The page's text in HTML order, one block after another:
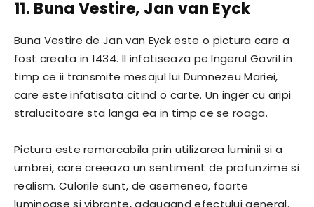
11. Buna Vestire, Jan van Eyck
Buna Vestire de Jan van Eyck este o pictura care a
fost creata in 1434. Il infatiseaza pe Ingerul Gavril in
timp ce ii transmite mesajul lui Dumnezeu Mariei,
care este infatisata citind o carte. Un inger cu aripi
stralucitoare sta langa ea in timp ce se roaga.
Pictura este remarcabila prin utilizarea luminii si a
umbrei, care creeaza un sentiment de profunzime si
realism. Culorile sunt, de asemenea, foarte
luminoase si vibrante, adaugand efectului general.